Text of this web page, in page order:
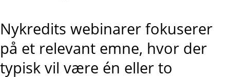
Nykredits webinarer fokuserer
på et relevant emne, hvor der
typisk vil være én eller to